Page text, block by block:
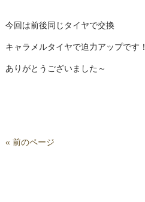
今回は前後同じタイヤで交換
キャラメルタイヤで迫力アップです！
ありがとうございました～
« 前のページ